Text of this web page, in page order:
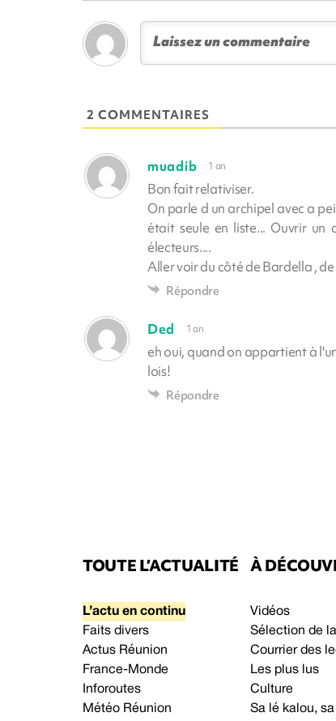
2 COMMENTAIRES
muadib 1 an
Bon fait relativiser.
On parle d un archipel avec a
était seule en liste... Ouvrir un
électeurs....
Aller voir du côté de Bardella ,
Répondre
Ded 1 an
eh oui, quand on appartient à
lois!
Répondre
TOUTE L’ACTUALITÉ
L’actu en continu
Faits divers
Actus Réunion
France-Monde
Inforoutes
Météo Réunion
À
Vidéos
Sélection de
Courrier des
Les plus lus
Culture
Sa lé kalou,